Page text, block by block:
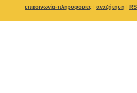
επικοινωνία-πληροφορίες | αναζήτηση |